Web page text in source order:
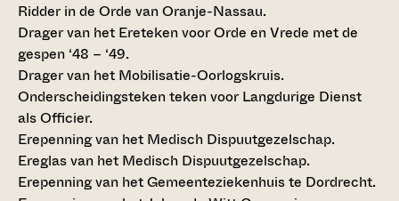
Ridder in de Orde van Oranje-Nassau.
Drager van het Ereteken voor Orde en Vrede met de
gespen ‘48 – ‘49.
Drager van het Mobilisatie-Oorlogskruis.
Onderscheidingsteken teken voor Langdurige Dienst
als Officier.
Erepenning van het Medisch Dispuutgezelschap.
Ereglas van het Medisch Dispuutgezelschap.
Erepenning van het Gemeenteziekenhuis te Dordrecht.